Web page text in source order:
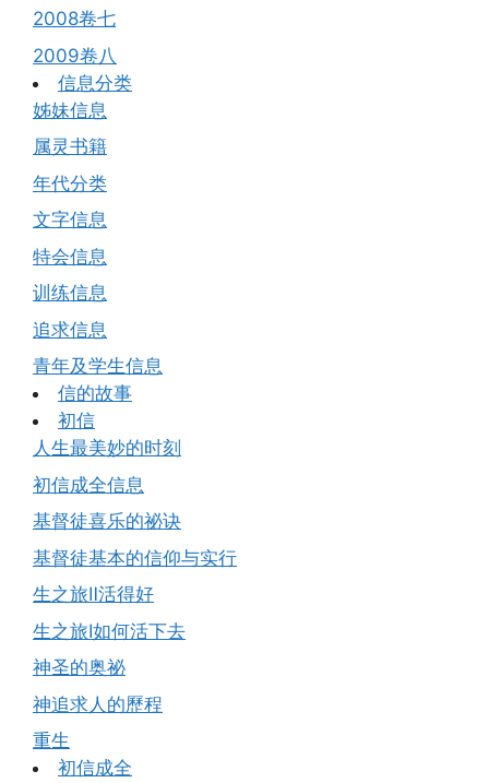
2008卷七
2009卷八
信息分类
姊妹信息
属灵书籍
年代分类
文字信息
特会信息
训练信息
追求信息
青年及学生信息
信的故事
初信
人生最美妙的时刻
初信成全信息
基督徒喜乐的祕诀
基督徒基本的信仰与实行
生之旅Ⅱ活得好
生之旅Ⅰ如何活下去
神圣的奥祕
神追求人的歷程
重生
初信成全